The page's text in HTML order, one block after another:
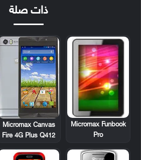
ذات صلة
Micromax Funbook
Pro
Micromax Canvas
Fire 4G Plus Q412